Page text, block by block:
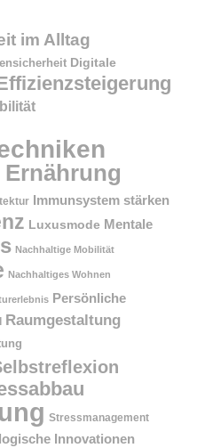
im Alltag
Digitale
Ernährung
Immunsystem stärken
Luxusmode Mentale
Nachhaltige Mobilität
Nachhaltiges Wohnen
Persönliche
Raumgestaltung
Stressmanagement
Innovationen